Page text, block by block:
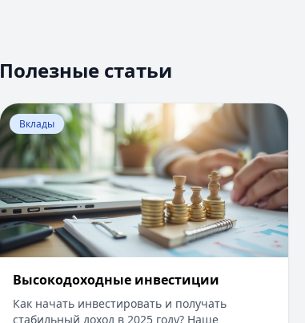
5
Полезные статьи
Перейти к статье:Высокодоходные инвестиции
Вклады
Высокодоходные инвестиции
Как начать инвестировать и получать
стабильный доход в 2025 году? Наше